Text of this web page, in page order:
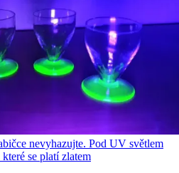
nevyhazujte. Pod UV světlem
se platí zlatem